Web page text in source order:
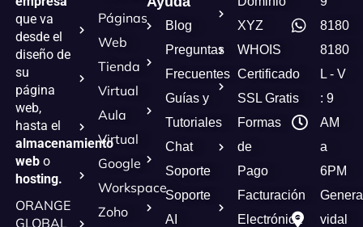
que va
desde el
diseño de
su
página
web,
hasta el
almacenamiento
webo
hosting.
ORANGE
GLOBAL
Páginas
Web
Tienda
Virtual
Aula
Virtual
Google
Workspace
Zoho
Blog
Preguntas
Frecuentes
Guías y
Tutoriales
Chat
Soporte
Soporte
AI
XYZ
WHOIS
Certificado
SSL Gratis
Formas
de
Pago
Facturación
Electrónica
8180
8180
L - V
: 9
AM
a
6PM
vidal